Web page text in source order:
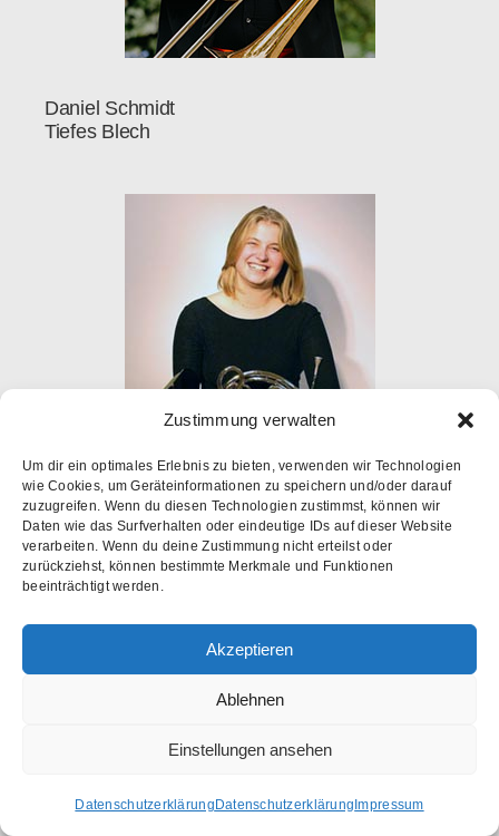
Zustimmung verwalten
Um dir ein optimales Erlebnis zu bieten, verwenden wir Technologien
wie Cookies, um Geräteinformationen zu speichern und/oder darauf
zuzugreifen. Wenn du diesen Technologien zustimmst, können wir
Daten wie das Surfverhalten oder eindeutige IDs auf dieser Website
verarbeiten. Wenn du deine Zustimmung nicht erteilst oder
zurückziehst, können bestimmte Merkmale und Funktionen
beeinträchtigt werden.
Akzeptieren
Ablehnen
Einstellungen ansehen
Datenschutzerklärung Datenschutzerklärung Impressum
Daniel Schmidt
Tiefes Blech
Eva Wiblishauser